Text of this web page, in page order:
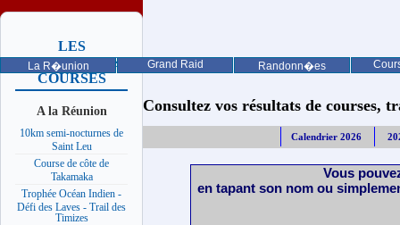
La R�union Grand Raid Randonn�es
LES
PROCHAINES
COURSES
A la Réunion
10km semi-nocturnes de
Saint Leu
Course de côte de
Takamaka
Trophée Océan Indien -
Défi des Laves - Trail des
Timizes
Consultez vos résultats de courses,
Calendrier 2026
Vous
en tapant son nom ou